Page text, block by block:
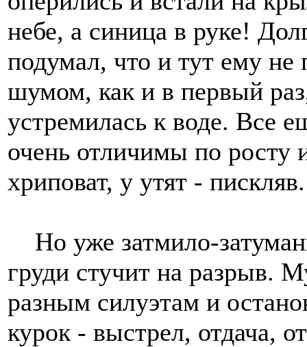
небе, а синица в руке!
подумал, что и тут ему не
шумом, как и в первый
устремилась к воде. Все
очень отличимы по росту
хриповат, у утят - пискляв.
Но уже затмило-
груди стучит на разрыв.
разным силуэтам и
курок - выстрел, отдача,